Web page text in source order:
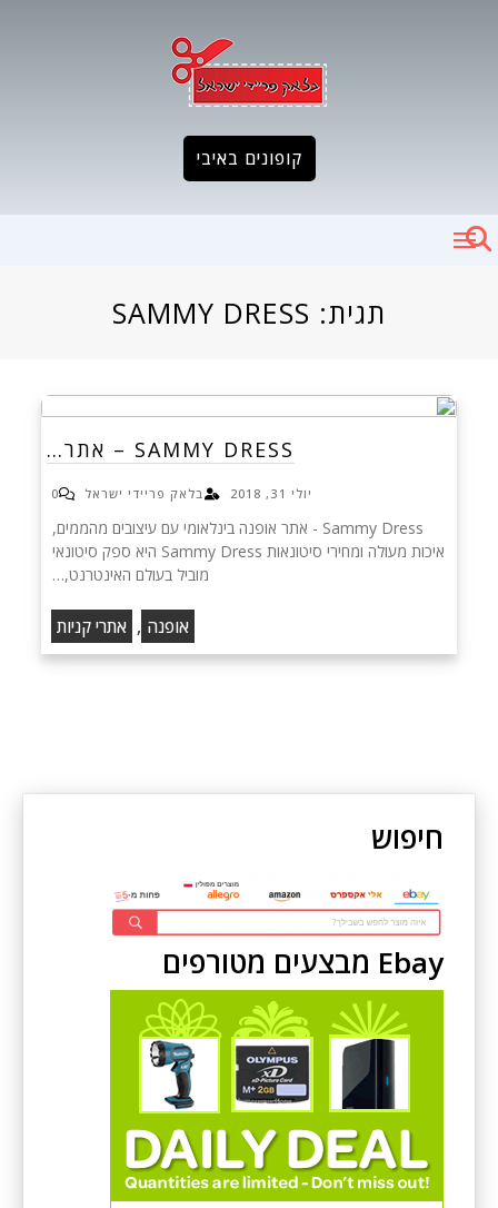
קופונים באיבי
תגית: SAMMY DRESS
SAMMY DRESS – אתר…
יולי 31, 2018 בלאק פריידי ישראל 0
Sammy Dress - אתר אופנה בינלאומי עם עיצובים מהממים,
איכות מעולה ומחירי סיטונאות Sammy Dress היא ספק סיטונאי
מוביל בעולם האינטרנט,…
אופנה , אתרי קניות
חיפוש
Ebay מבצעים מטורפים